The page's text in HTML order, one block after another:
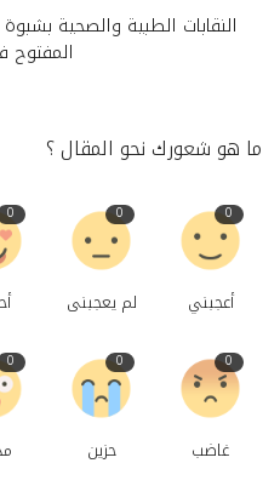
النقابات الطبية والصحية
ما هو شعورك نحو المقال ؟
0
أعجبني
0
لم يعجبنى
0
0
غاضب
0
حزين
0